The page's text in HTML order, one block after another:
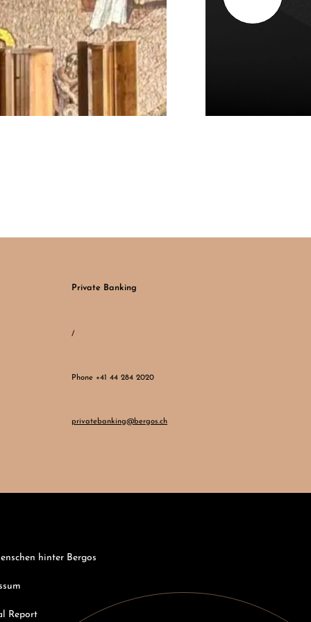
Private Banking
/
Phone +41 44 284 2020
privatebanking@bergos.ch
hinter Bergos
Report